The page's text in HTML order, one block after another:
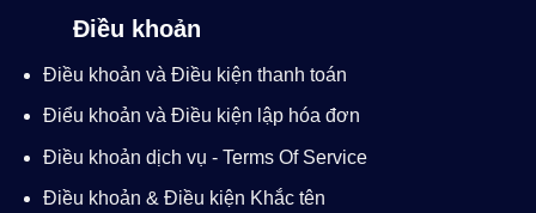
Điều khoản
Điều khoản và Điều kiện thanh toán
Điểu khoản và Điều kiện lập hóa đơn
Điều khoản dịch vụ - Terms Of Service
Điều khoản & Điều kiện Khắc tên